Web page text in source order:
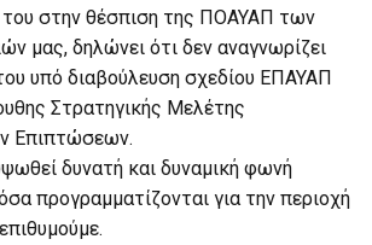
του στην θέσπιση της ΠΟΑΥΑΠ των
μας, δηλώνει ότι δεν αναγνωρίζει
υπό διαβούλευση σχεδίου ΕΠΑΥΑΠ
Στρατηγικής Μελέτης
Επιπτώσεων.
δυνατή και δυναμική φωνή
προγραμματίζονται για την περιοχή